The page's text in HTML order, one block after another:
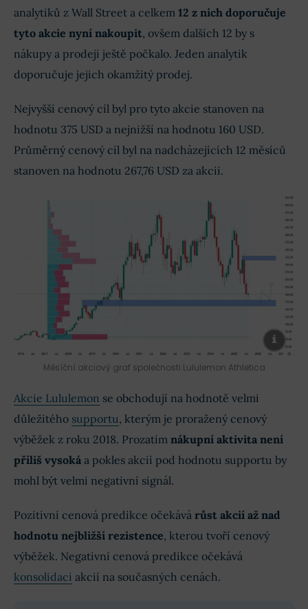
analytiků z Wall Street a celkem 12 z nich doporučuje
tyto akcie nyní nakoupit, ovšem dalších 12 by s
nákupy a prodeji ještě počkalo. Jeden analytik
doporučuje jejich okamžitý prodej.
Nejvyšší cenový cíl byl pro tyto akcie stanoven na
hodnotu 375 USD a nejnižší na hodnotu 160 USD.
Průměrný cenový cíl byl na nadcházejících 12 měsíců
stanoven na hodnotu 267,76 USD za akcii.
Měsíční akciový graf společnosti Lululemon Athletica
Akcie Lululemon se obchodují na hodnotě velmi
důležitého supportu, kterým je proražený cenový
výběžek z roku 2018. Prozatím nákupní aktivita není
příliš vysoká a pokles akcií pod hodnotu supportu by
mohl být velmi negativní signál.
Pozitivní cenová predikce očekává růst akcií až nad
hodnotu nejbližší rezistence, kterou tvoří cenový
výběžek. Negativní cenová predikce očekává
konsolidaci akcií na současných cenách.